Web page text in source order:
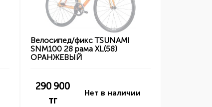
Велосипед/фикс TSUNAMI
SNM100 28 рама XL(58)
ОРАНЖЕВЫЙ
290 900
тг
Нет в наличии